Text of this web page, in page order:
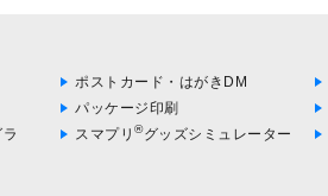
ポストカード・はがきDM
パッケージ印刷
スマプリ ®グッズシミュレーター